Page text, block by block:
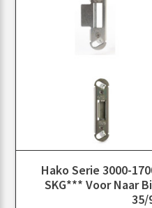
Hako Serie 3000-
SKG*** Voor Naar
35/